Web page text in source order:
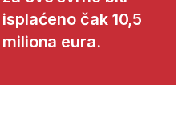
isplaćeno čak 10,5
miliona eura.